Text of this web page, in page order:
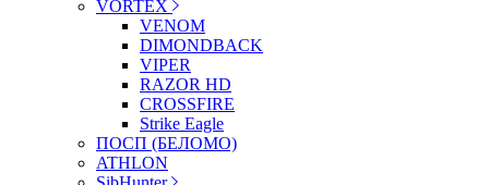
VORTEX
VENOM
DIMONDBACK
VIPER
RAZOR HD
CROSSFIRE
Strike Eagle
ПОСП (БЕЛОМО)
ATHLON